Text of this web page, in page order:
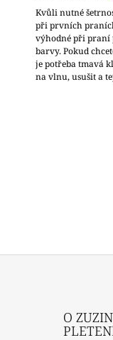
Kvůli nutné
při prvních
výhodné při praní
barvy. Pokud
je potřeba tmavá
na vlnu, usušit a
O